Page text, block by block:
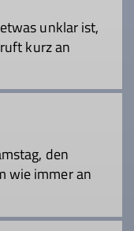
unklar ist,
kurz an
den
wie immer an